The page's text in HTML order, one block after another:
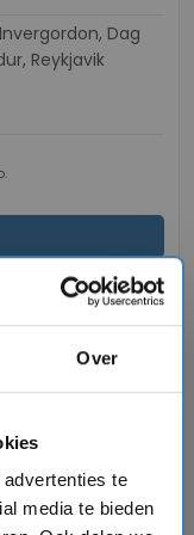
Over
te
media te bieden
Reykjavik